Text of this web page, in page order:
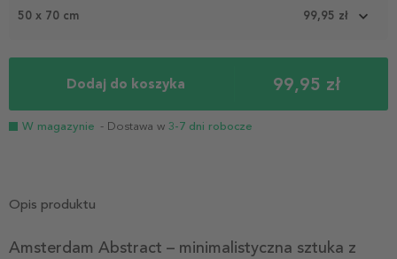
50 x 70 cm 99,95 zł
Dodaj do koszyka 99,95 zł
W magazynie - Dostawa w 3-7 dni robocze
Opis produktu
Amsterdam Abstract – minimalistyczna sztuka z